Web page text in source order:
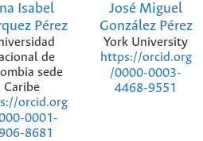
Isabel
Pérez
de
sede
Caribe
orcid.org
0001-
8681
José Miguel
González Pérez
York University
https://orcid.org
/0000-0003-
4468-9551